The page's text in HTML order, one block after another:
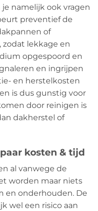
namelijk ook vragen
preventief de
of
lekkage en
opgespoord en
en ingrijpen
en herstelkosten
is dus gunstig voor
door reinigen is
dakherstel of
kosten & tijd
al vanwege de
worden maar niets
en onderhouden. De
wel een risico aan